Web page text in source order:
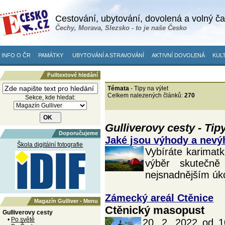
Cestování, ubytování, dovolená a volný
Čechy, Morava, Slezsko - to je naše Česko
INFO O ČR PAMÁTKY UBYTOVÁNÍ A STRAVOVÁNÍ AKTIVNÍ DOVOLENÁ
Fulltextové hledání
Sekce, kde hledat:
Doporučujeme
Škola digitální fotografie
Magazín Gulliver - Menu
Gulliverovy cesty
• Po světě
Témata - Tipy na výlet
Celkem nalezených článků: 270
Gulliverovy cesty -
Jaké jsou výhody a
Vybíráte
výběr
nejsnadnějším
Zámecký areál Ctěnice
Ctěnický masopust
20. 2. 2022 od